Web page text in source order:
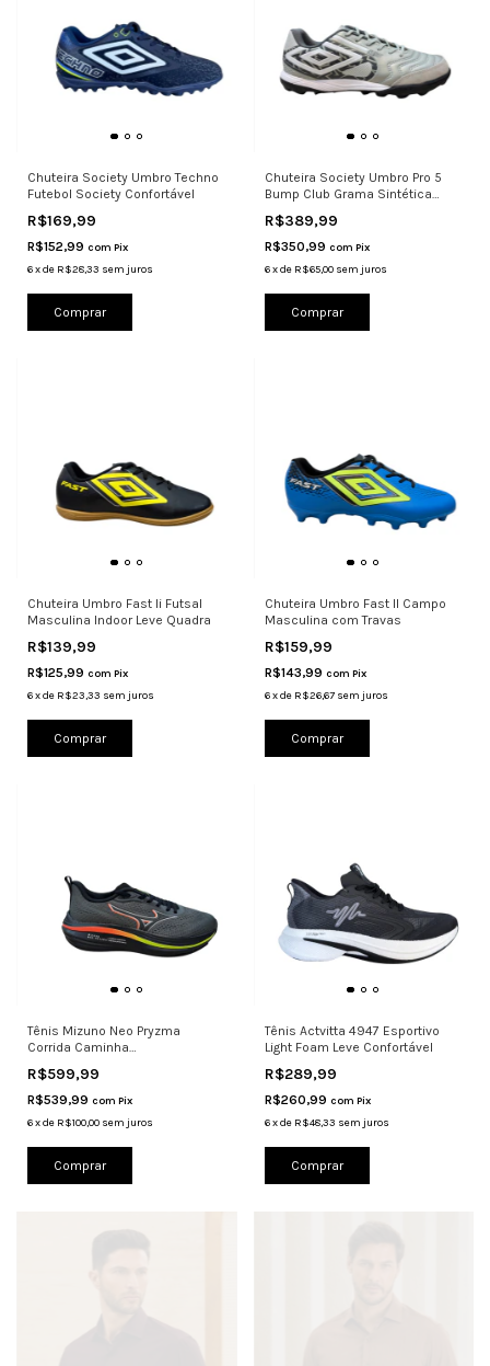
Chuteira Society Umbro Techno
Futebol Society Confortável
R$169,99
R$152,99 com Pix
6xde R$28,33 sem juros
Comprar
Chuteira Society Umbro Pro 5
Bump Club Grama Sintética
R$389,99
R$350,99 com Pix
6 xde R$65,00 sem juros
Comprar
Chuteira Umbro Fast Ii Futsal
Masculina Indoor Leve Quadra
R$139,99
R$125,99 com Pix
6xde R$23,33 sem juros
Comprar
Chuteira Umbro Fast II Campo
Masculina com Travas
R$159,99
R$143,99 com Pix
6 xde R$26,67 sem juros
Comprar
Tênis Mizuno Neo Pryzma
Corrida Caminha
R$599,99
R$539,99 com Pix
6xde R$100,00 sem juros
Comprar
Tênis Actvitta 4947 Esportivo
Light Foam Leve Confortável
R$289,99
R$260,99 com Pix
6 xde R$48,33 sem juros
Comprar